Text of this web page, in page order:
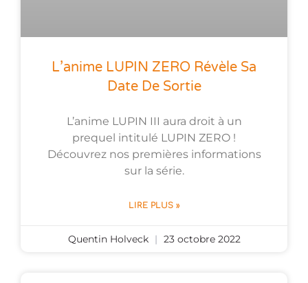
L’anime LUPIN ZERO Révèle Sa
Date De Sortie
L’anime LUPIN III aura droit à un
prequel intitulé LUPIN ZERO !
Découvrez nos premières informations
sur la série.
LIRE PLUS »
Quentin Holveck 23 octobre 2022